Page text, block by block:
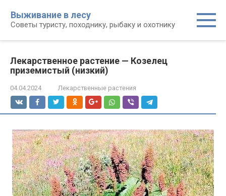
контенту
Выживание в лесу
Советы туристу, походнику, рыбаку и охотнику
Лекарственное растение — Козелец
приземистый (низкий)
04.04.2024 Лекарственные растения